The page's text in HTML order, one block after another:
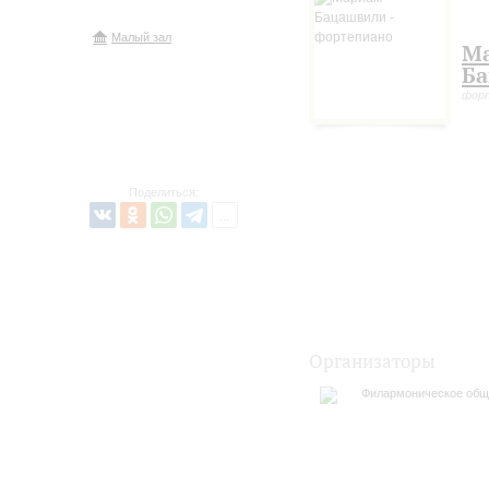
Малый зал
Поделиться:
Филармоническое